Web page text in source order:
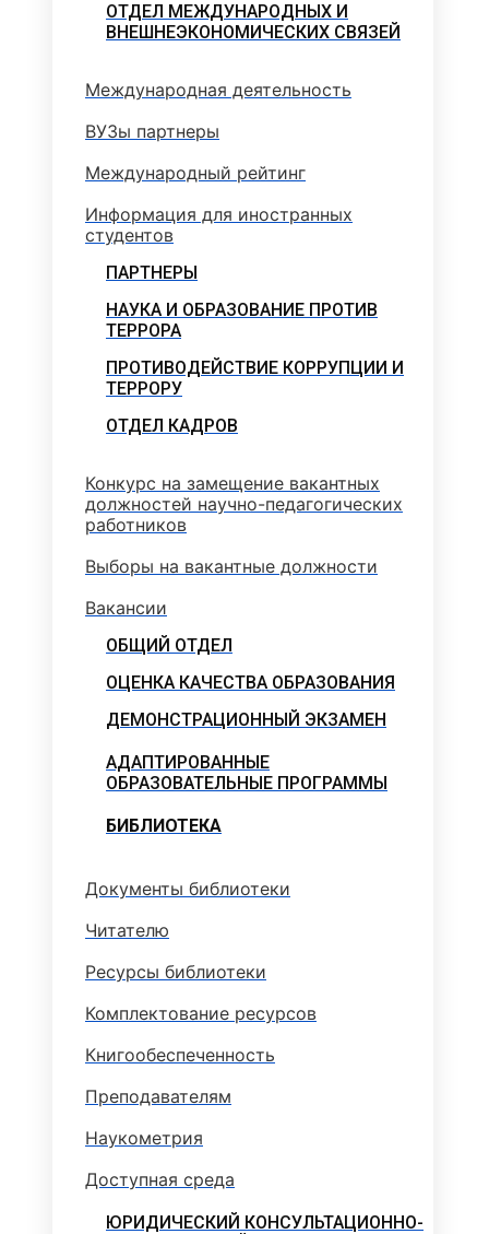
ОТДЕЛ МЕЖДУНАРОДНЫХ И
ВНЕШНЕЭКОНОМИЧЕСКИХ СВЯЗЕЙ
Международная деятельность
ВУЗы партнеры
Международный рейтинг
Информация для иностранных
студентов
ПАРТНЕРЫ
НАУКА И ОБРАЗОВАНИЕ ПРОТИВ
ТЕРРОРА
ПРОТИВОДЕЙСТВИЕ КОРРУПЦИИ И
ТЕРРОРУ
ОТДЕЛ КАДРОВ
Конкурс на замещение вакантных
должностей научно-педагогических
работников
Выборы на вакантные должности
Вакансии
ОБЩИЙ ОТДЕЛ
ОЦЕНКА КАЧЕСТВА ОБРАЗОВАНИЯ
ДЕМОНСТРАЦИОННЫЙ ЭКЗАМЕН
АДАПТИРОВАННЫЕ
ОБРАЗОВАТЕЛЬНЫЕ ПРОГРАММЫ
БИБЛИОТЕКА
Документы библиотеки
Читателю
Ресурсы библиотеки
Комплектование ресурсов
Книгообеспеченность
Преподавателям
Наукометрия
Доступная среда
ЮРИДИЧЕСКИЙ КОНСУЛЬТАЦИОННО-